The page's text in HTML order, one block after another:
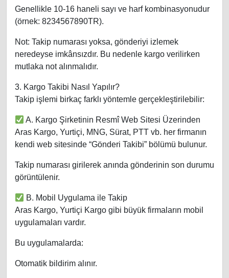
Genellikle 10-16 haneli sayı ve harf kombinasyonudur
(örnek: 8234567890TR).
Not: Takip numarası yoksa, gönderiyi izlemek
neredeyse imkânsızdır. Bu nedenle kargo verilirken
mutlaka not alınmalıdır.
3. Kargo Takibi Nasıl Yapılır?
Takip işlemi birkaç farklı yöntemle gerçekleştirilebilir:
A. Kargo Şirketinin Resmî Web Sitesi Üzerinden
Aras Kargo, Yurtiçi, MNG, Sürat, PTT vb. her firmanın
kendi web sitesinde “Gönderi Takibi” bölümü bulunur.
Takip numarası girilerek anında gönderinin son durumu
görüntülenir.
B. Mobil Uygulama ile Takip
Aras Kargo, Yurtiçi Kargo gibi büyük firmaların mobil
uygulamaları vardır.
Bu uygulamalarda:
Otomatik bildirim alınır.